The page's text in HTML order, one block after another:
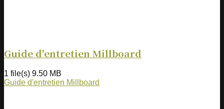
Guide d'entretien Millboard
1 file(s) 9.50 MB
Guide d'entretien Millboard